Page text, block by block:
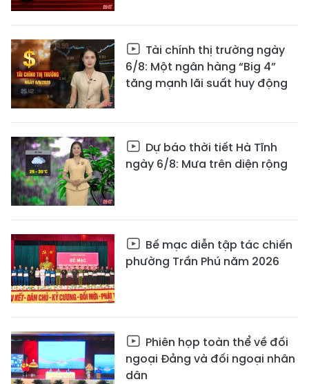
Tài chính thị trường ngày
6/8: Một ngân hàng “Big 4”
tăng mạnh lãi suất huy động
Dự báo thời tiết Hà Tĩnh
ngày 6/8: Mưa trên diện rộng
Bế mạc diễn tập tác chiến
phường Trần Phú năm 2026
Phiên họp toàn thể về đối
ngoại Đảng và đối ngoại nhân
dân